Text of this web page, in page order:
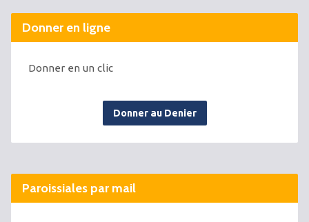
Donner en ligne
Donner en un clic
Donner au Denier
Paroissiales par mail